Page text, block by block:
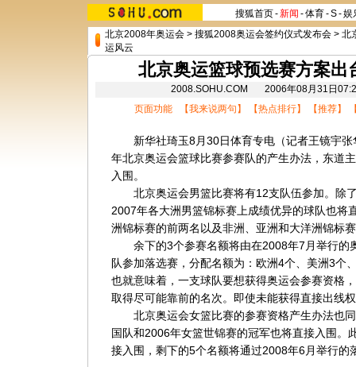
搜狐首页-新闻 -体育-S-娱
北京2008年奥运会 > 搜狐2008奥运会签约仪式发布会 > 北
运风云
北京奥运篮球预选赛方案出
2008.SOHU.COM 2006年08月31日
页面功能 【我来说两句 】 【热点排行】 【推荐】
新华社琦玉8月30日体育专电（记者王镜宇张
年北京奥运会篮球比赛参赛队的产生办法，东道
入围。
北京奥运会男篮比赛将有12支队伍参加。除
2007年各大洲男篮锦标赛上成绩优异的球队也将
洲锦标赛的前两名以及非洲、亚洲和大洋洲锦标
余下的3个参赛名额将由在2008年7月举行的
队参加落选赛，分配名额为：欧洲4个、美洲3个
也就意味着，一支球队要想获得奥运会参赛资格
取得尽可能靠前的名次。即使未能获得直接出线
北京奥运会女篮比赛的参赛资格产生办法也同
国队和2006年女篮世锦赛的冠军也将直接入围。
接入围，剩下的5个名额将通过2008年6月举行的